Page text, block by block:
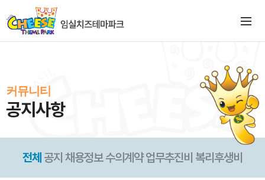
커뮤니티
공지사항
전체 공지 채용정보 수의계약 업무추진비 복리후생비